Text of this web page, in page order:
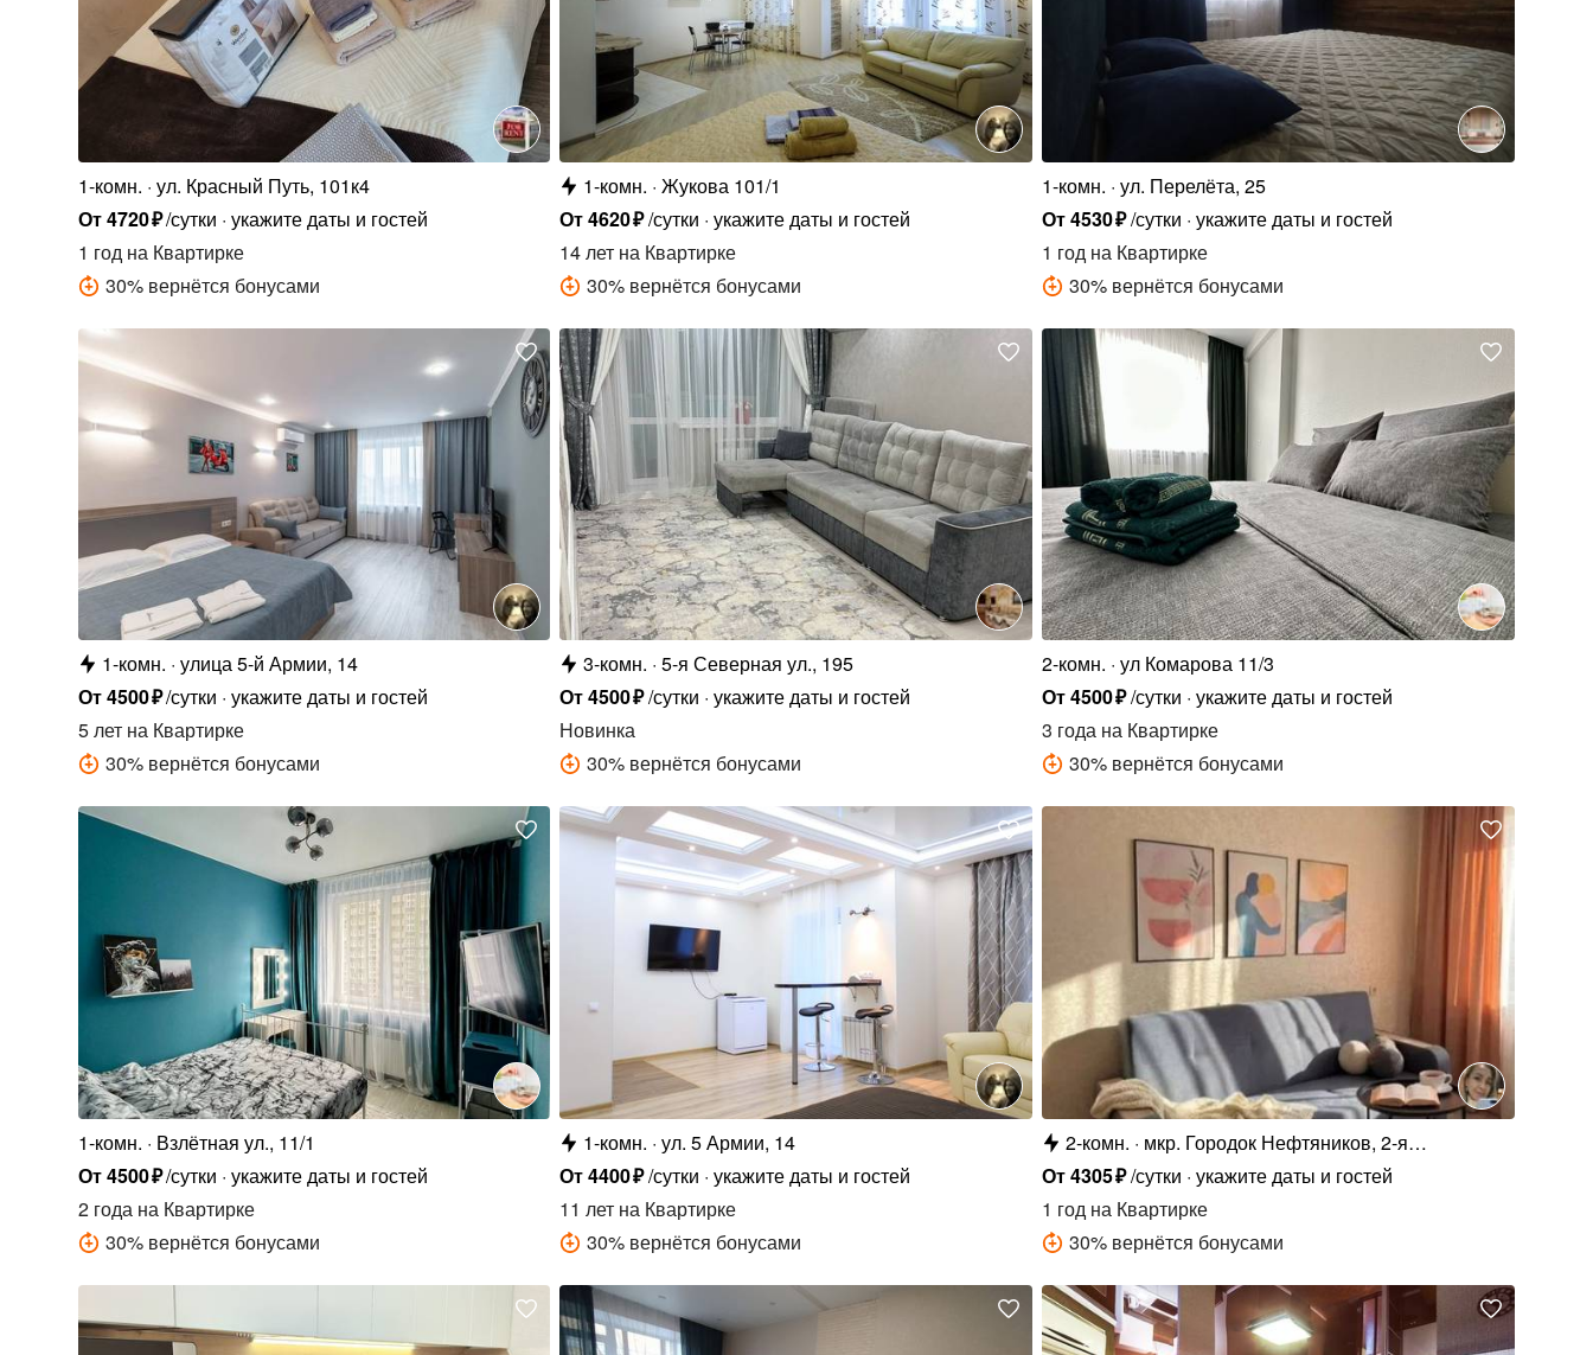
1-комн. ул. Красный Путь, 101к4
От4720₽/сутки укажите даты и гостей
1 годна Квартирке
30% вернётся бонусами
1-комн. Жукова 101/1
От4620₽/сутки укажите даты и гостей
14 лет на Квартирке
30% вернётся бонусами
1-комн. ул. Перелёта, 25
От4530₽/сутки укажите даты и гостей
1 год на Квартирке
30% вернётся бонусами
1-комн. улица 5-й Армии, 14
От4500₽/сутки укажите даты и гостей
5 летна Квартирке
30% вернётся бонусами
3-комн. 5-я Северная ул., 195
От4500₽/сутки укажите даты и гостей
Новинка
30% вернётся бонусами
2-комн. ул Комарова 11/3
От4500₽/сутки укажите даты и гостей
3 года на Квартирке
30% вернётся бонусами
1-комн.
Взлётная ул., 11/1
От4500₽/сутки укажите даты и гостей
2 годана Квартирке
30% вернётся бонусами
1-комн. ул. 5 Армии, 14
От4400₽/сутки укажите даты и гостей
11 лет на Квартирке
30% вернётся бонусами
2-комн.
мкр. Городок Нефтяников, 2-я
Поселковая ул., 20
От4305₽/сутки укажите даты и гостей
1 год на Квартирке
30% вернётся бонусами